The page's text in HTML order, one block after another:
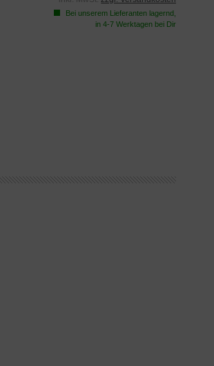
Bei unserem Lieferanten lagernd,
in 4-7 Werktagen bei Dir